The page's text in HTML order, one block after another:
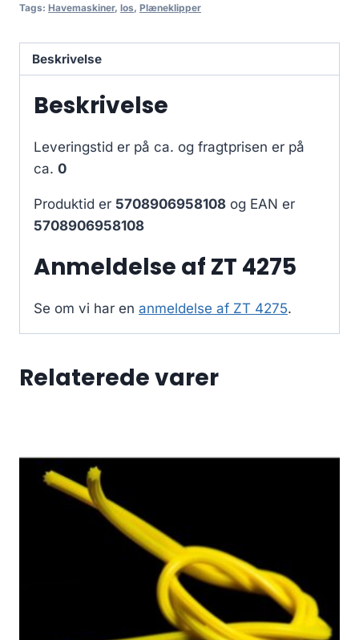
Tags: Havemaskiner, los, Plæneklipper
Beskrivelse
Beskrivelse
Leveringstid er på ca. og fragtprisen er på
ca. 0
Produktid er 5708906958108 og EAN er
5708906958108
Anmeldelse af ZT 4275
Se om vi har en anmeldelse af ZT 4275.
Relaterede varer